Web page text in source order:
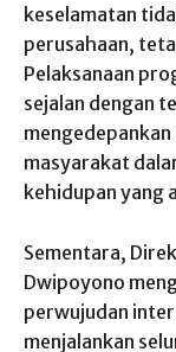
keselamatan
perusahaan,
Pelaksanaan
sejalan dengan
masyarakat
kehidupan yang
Sementara,
Dwipoyono
perwujudan
menjalankan